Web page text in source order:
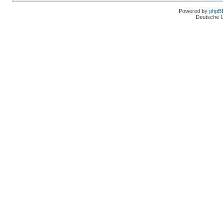
Powered by
Deutsche